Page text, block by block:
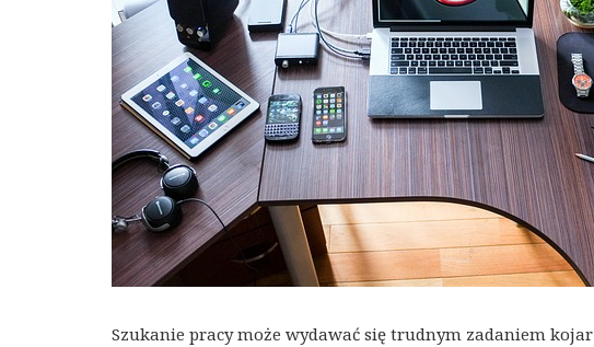
Szukanie pracy może wydawać się trudnym zadaniem